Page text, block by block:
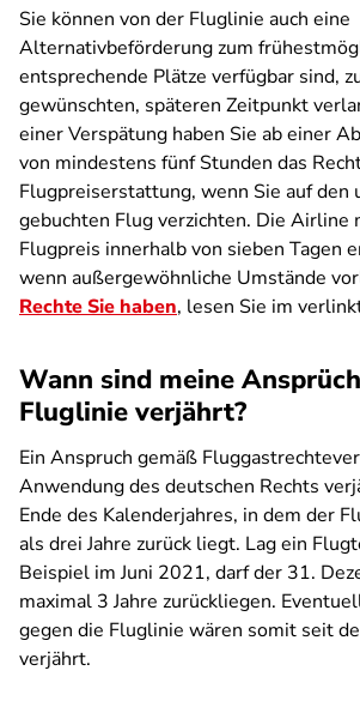
Sie können von der Fluglinie auch eine
Alternativbeförderung zum
entsprechende Plätze verfügbar sind,
gewünschten, späteren Zeitpunkt
einer Verspätung haben Sie ab einer
von mindestens fünf Stunden das
Flugpreiserstattung, wenn Sie auf den
gebuchten Flug verzichten. Die Airline
Flugpreis innerhalb von sieben Tagen
wenn außergewöhnliche Umstände
Rechte Sie haben, lesen Sie im
Wann sind meine
Fluglinie verjährt?
Ein Anspruch gemäß
Anwendung des deutschen Rechts
Ende des Kalenderjahres, in dem der
als drei Jahre zurück liegt. Lag ein
Beispiel im Juni 2021, darf der 31.
maximal 3 Jahre zurückliegen.
gegen die Fluglinie wären somit seit
verjährt.